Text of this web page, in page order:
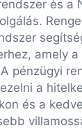
és
amely
pénzügyi
a
és a